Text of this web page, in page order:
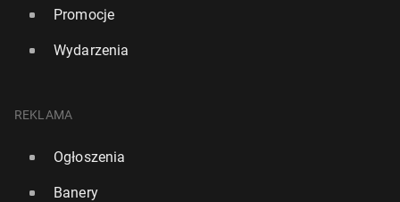
Promocje
Wydarzenia
REKLAMA
Ogłoszenia
Banery